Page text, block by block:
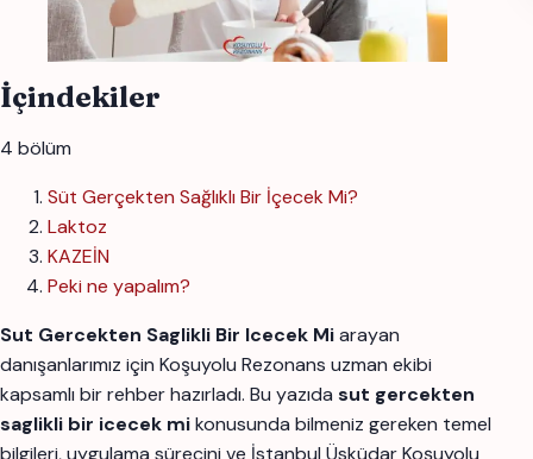
İçindekiler
4 bölüm
Süt Gerçekten Sağlıklı Bir İçecek Mi?
Laktoz
KAZEİN
Peki ne yapalım?
Sut Gercekten Saglikli Bir Icecek Miarayan
danışanlarımız için Koşuyolu Rezonans uzman ekibi
kapsamlı bir rehber hazırladı. Bu yazıda sut gercekten
saglikli bir icecek mikonusunda bilmeniz gereken temel